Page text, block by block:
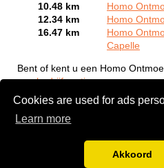
Cookies are used for ads
Learn more
Akkoord
10.48 km
Homo
12.34 km
Homo
16.47 km
Homo
Capelle
Bent of kent u een Homo
een bedrijf gratis aan